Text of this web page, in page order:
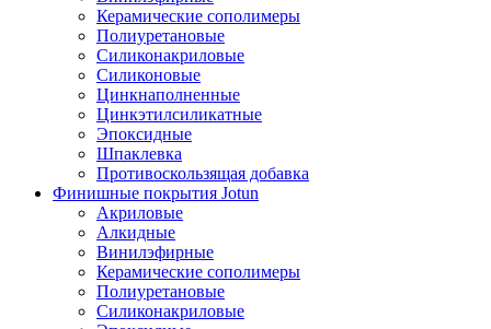
Керамические сополимеры
Полиуретановые
Силиконакриловые
Силиконовые
Цинкнаполненные
Цинкэтилсиликатные
Эпоксидные
Шпаклевка
Противоскользящая добавка
Финишные покрытия Jotun
Акриловые
Алкидные
Винилэфирные
Керамические сополимеры
Полиуретановые
Силиконакриловые